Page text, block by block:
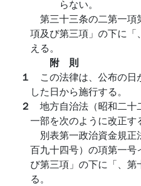
らない。
第三十三条の二第一
項及び第三項」の下に
える。
附 則
１ この法律は、公布の
した日から施行する。
２ 地方自治法（昭和二
一部を次のように改正す
別表第一政治資金規
百九十四号）の項第一号
び第三項」の下に「、第
る。